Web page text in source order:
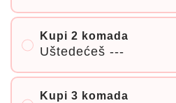
Kupi 2 komada
Uštedećeš ---
Kupi 3 komada